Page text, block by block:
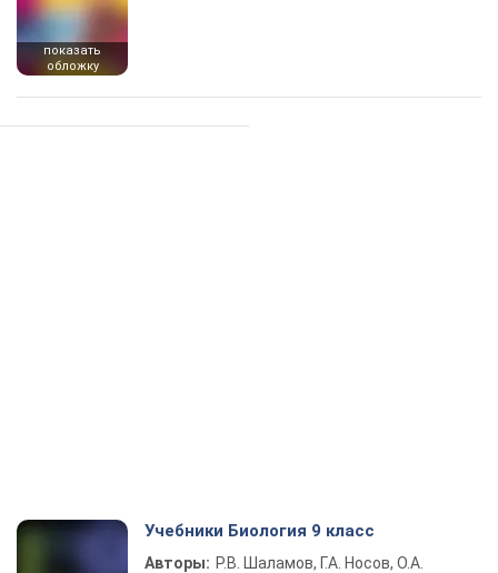
показать
обложку
Учебники Биология 9 класс
Авторы: Р.В. Шаламов, Г.А. Носов, О.А.